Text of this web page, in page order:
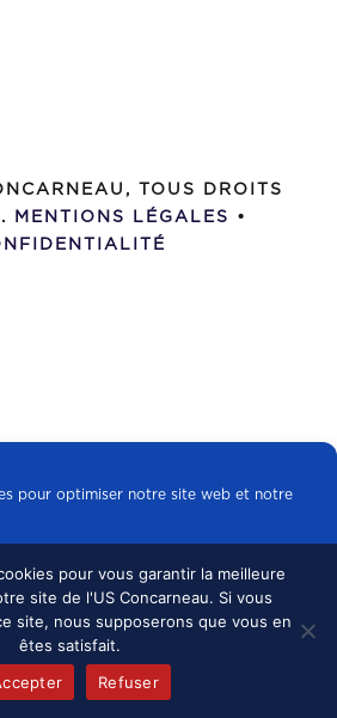
pour optimiser notre site web et notre
les cookies
Refuser
de cookies mentions légales
TOUS DROITS
MENTIONS LÉGALES
•
pour vous garantir la meilleure
site de l'US Concarneau. Si vous
site, nous supposerons que vous en
êtes satisfait.
Refuser